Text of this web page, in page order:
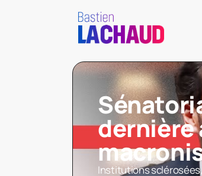
dernière
Institutions